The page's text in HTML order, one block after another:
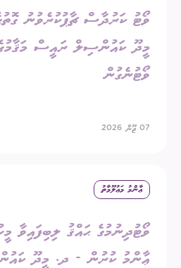
ވޯޓު ކަރުދާސް ޗާޕުކުރެވުނު
މީދޫ ކައުންސިލް ރައީސް
ވޯޓުނެގުން
07 ޖޫން 2026
ޢާންމު މަޢުލޫމާތު
ވޯޓުދިނުމުގެ ޙައްޤު ލިބިފައިވާ
ޢާންމު ކުރުން - ދ. މީދޫ